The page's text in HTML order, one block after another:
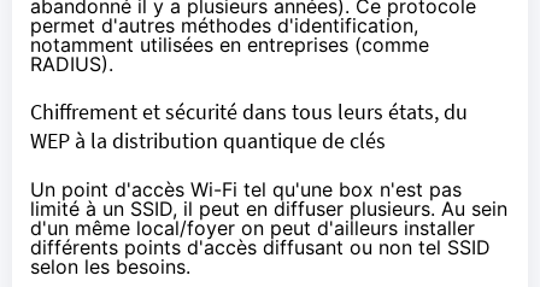
abandonné il y a plusieurs années). Ce protocole
permet d'autres méthodes d'identification,
notamment utilisées en entreprises (comme
RADIUS).
Chiffrement et sécurité dans tous leurs états, du
WEP à la distribution quantique de clés
Un point d'accès Wi-Fi tel qu'une box n'est pas
limité à un SSID, il peut en diffuser plusieurs. Au sein
d'un même local/foyer on peut d'ailleurs installer
différents points d'accès diffusant ou non tel SSID
selon les besoins.